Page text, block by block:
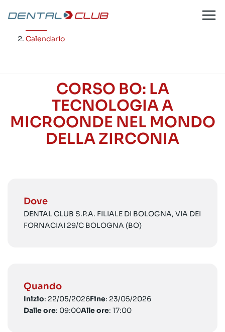
contenuto
Calendario
CORSO BO: LA
TECNOLOGIA A
MICROONDE NEL MONDO
DELLA ZIRCONIA
Dove
DENTAL CLUB S.P.A. FILIALE DI BOLOGNA, VIA DEI
FORNACIAI 29/C BOLOGNA (BO)
Quando
Inizio: 22/05/2026Fine: 23/05/2026
Dalle ore: 09:00Alle ore: 17:00